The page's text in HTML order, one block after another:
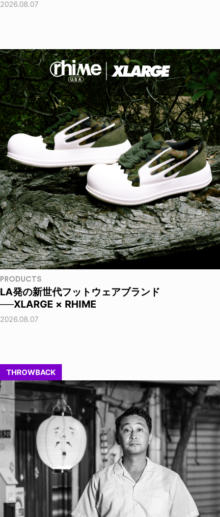
2026.08.07
PRODUCTS
LA発の新世代フットウェアブランド
──XLARGE × RHIME
2026.08.07
THROWBACK